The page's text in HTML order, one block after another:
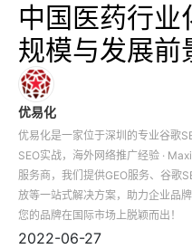
中国医药行业
规模与发展前
优易化
优易化是一家位于深圳的专业谷歌
SEO实战，海外网络推广经验 ·
服务商，我们提供GEO服务、谷歌
放等一站式解决方案，助力企业品
您的品牌在国际市场上脱颖而出！
2022-06-27